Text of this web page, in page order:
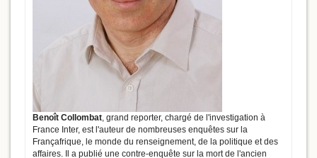
Benoît Collombat , grand reporter, chargé de l'investigation à
France Inter, est l'auteur de nombreuses enquêtes sur la
Françafrique, le monde du renseignement, de la politique et des
affaires. Il a publié une contre-enquête sur la mort de l'ancien